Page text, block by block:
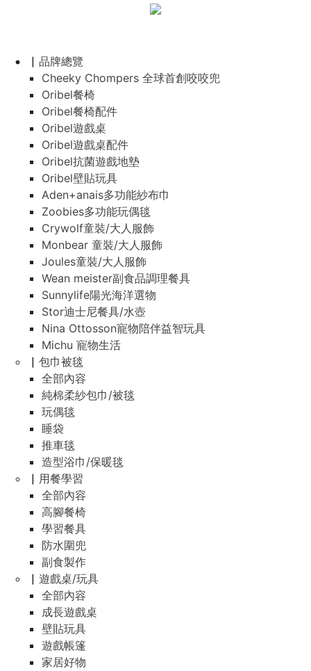
▏品牌總覽
Cheeky Chompers 全球首創咬咬兜
Oribel餐椅
Oribel餐椅配件
Oribel遊戲桌
Oribel遊戲桌配件
Oribel抗菌遊戲地墊
Oribel壁貼玩具
Aden+anais多功能紗布巾
Zoobies多功能玩偶毯
Crywolf童裝/大人服飾
Monbear 童裝/大人服飾
Joules童裝/大人服飾
Wean meister副食品調理餐具
Sunnylife陽光海洋選物
Stor迪士尼餐具/水壺
Nina Ottosson寵物陪伴益智玩具
Michu 寵物生活
▏包巾被毯
全部內容
純棉柔紗包巾/被毯
玩偶毯
睡袋
推車毯
造型浴巾/保暖毯
▏用餐學習
全部內容
高腳餐椅
學習餐具
防水圍兜
副食製作
▏遊戲桌/玩具
全部內容
成長遊戲桌
壁貼玩具
遊戲帳篷
家居好物